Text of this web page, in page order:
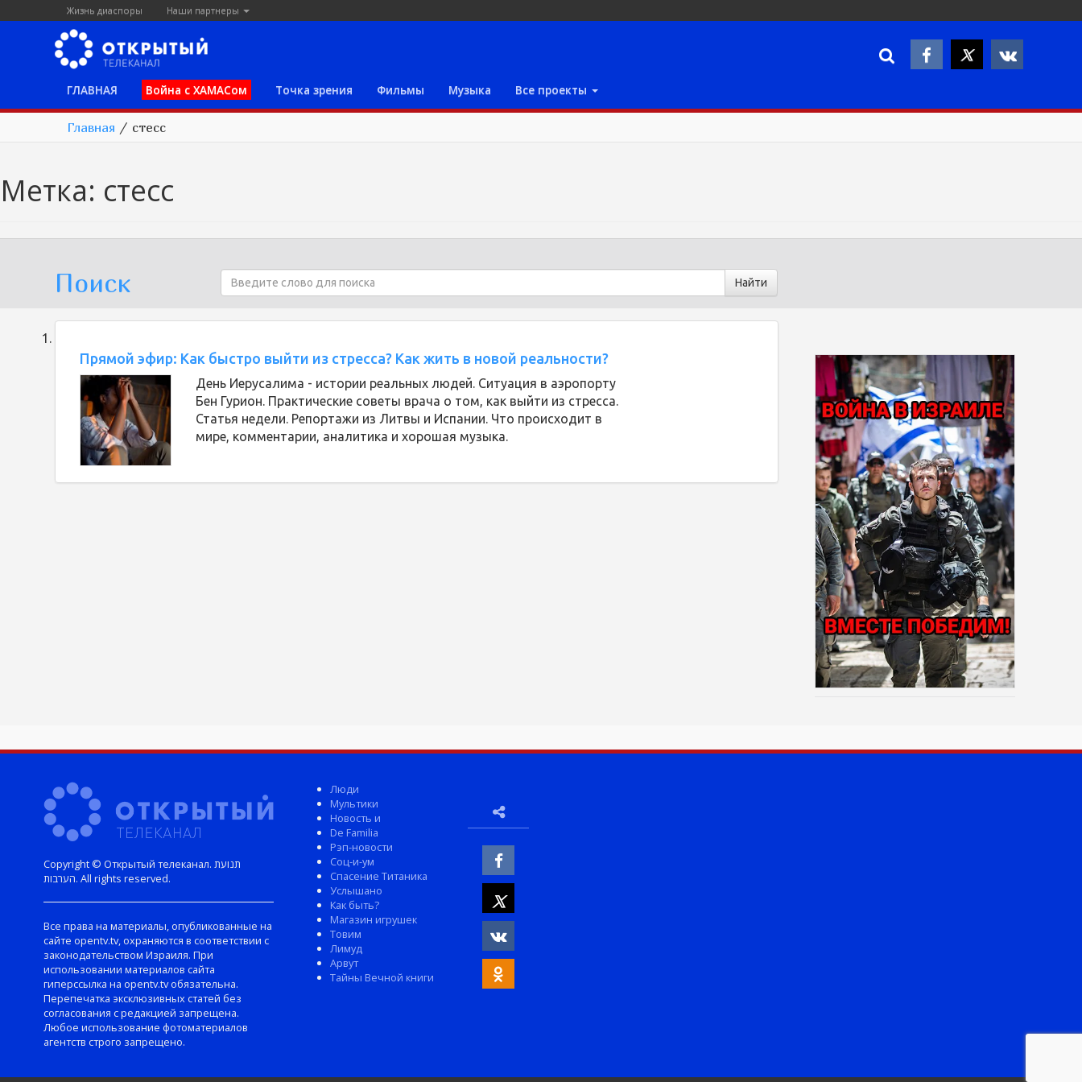
Жизнь диаспоры Наши партнеры
ГЛАВНАЯ Война с ХАМАСом Точка зрения Фильмы Музыка Все проекты
Главная / стесс
Метка: стесс
Поиск
Прямой эфир: Как быстро выйти из стресса? Как жить в новой реальности?
День Иерусалима - истории реальных людей. Ситуация в аэропорту
Бен Гурион. Практические советы врача о том, как выйти из стресса.
Статья недели. Репортажи из Литвы и Испании. Что происходит в
мире, комментарии, аналитика и хорошая музыка.
Copyright © Открытый телеканал. תנועת
הערבות. All rights reserved.
Все права на материалы, опубликованные на
сайте opentv.tv, охраняются в соответствии с
законодательством Израиля. При
использовании материалов сайта
гиперссылка на opentv.tv обязательна.
Перепечатка эксклюзивных статей без
согласования с редакцией запрещена.
Любое использование фотоматериалов
агентств строго запрещено.
Люди
Мультики
Новость и
De Familia
Рэп-новости
Соц-и-ум
Спасение Титаника
Услышано
Как быть?
Магазин игрушек
Товим
Лимуд
Арвут
Тайны Вечной книги